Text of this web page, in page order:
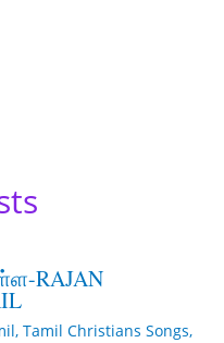
RAJAN
, Tamil Christians Songs,